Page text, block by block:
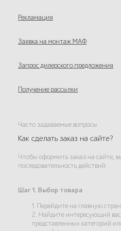
Рекламация
Заявка на монтаж МАФ
Запрос дилерского предложения
Получение рассылки
Часто задаваемые вопросы
Как сделать заказ на сайте?
Чтобы оформить заказ на сайте,
последовательность действий:
Шаг 1. Выбор товара
1. Перейдите на главную
2. Найдите интересующий вас
представленных категорий